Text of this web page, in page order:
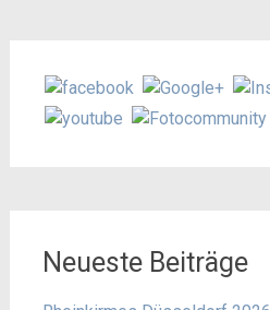
Neueste Beiträge